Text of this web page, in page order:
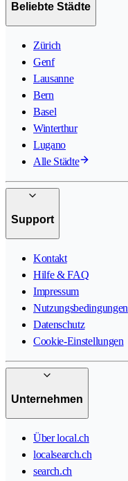
Beliebte Städte
Zürich
Genf
Lausanne
Bern
Basel
Winterthur
Lugano
Alle Städte
Support
Kontakt
Hilfe & FAQ
Impressum
Nutzungsbedingungen
Datenschutz
Cookie-Einstellungen
Unternehmen
Über local.ch
localsearch.ch
search.ch